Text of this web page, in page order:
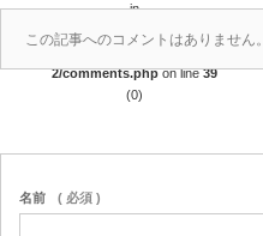
in
/home/r4688280/public_html/takedataro.c
2/comments.phpon line39
(0)
この記事へのコメントはありません。
名前 ( 必須 )